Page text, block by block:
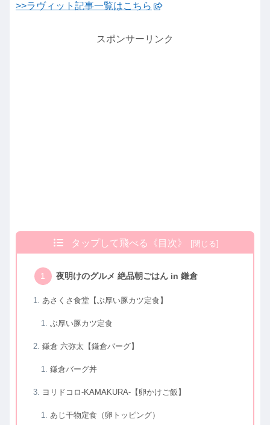
>>ラヴィット記事一覧はこちら
スポンサーリンク
タップして飛べる《目次》
夜明けのグルメ 絶品朝ごはん in 鎌倉
あさくさ食堂【ぶ厚い豚カツ定食】
ぶ厚い豚カツ定食
鎌倉 六弥太【鎌倉バーグ】
鎌倉バーグ丼
ヨリドコロ-KAMAKURA-【卵かけご飯】
あじ干物定食（卵トッピング）